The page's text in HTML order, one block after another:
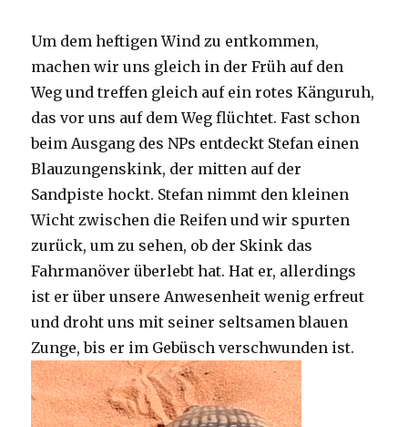
Um dem heftigen Wind zu entkommen,
machen wir uns gleich in der Früh auf den
Weg und treffen gleich auf ein rotes Känguruh,
das vor uns auf dem Weg flüchtet. Fast schon
beim Ausgang des NPs entdeckt Stefan einen
Blauzungenskink, der mitten auf der
Sandpiste hockt. Stefan nimmt den kleinen
Wicht zwischen die Reifen und wir spurten
zurück, um zu sehen, ob der Skink das
Fahrmanöver überlebt hat. Hat er, allerdings
ist er über unsere Anwesenheit wenig erfreut
und droht uns mit seiner seltsamen blauen
Zunge, bis er im Gebüsch verschwunden ist.